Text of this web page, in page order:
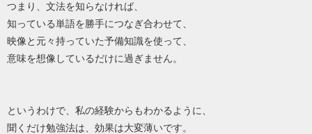
つまり、文法を知らなければ、
知っている単語を勝手につなぎ合わせて、
映像と元々持っていた予備知識を使って、
意味を想像しているだけに過ぎません。
というわけで、私の経験からもわかるように、
聞くだけ勉強法は、効果は大変薄いです。